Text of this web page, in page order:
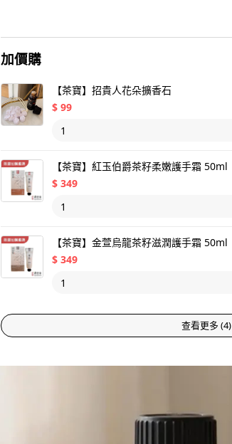
加價購
【茶寶】招貴人花朵擴香石
$ 99
【茶寶】紅玉伯爵茶籽柔嫩護手霜 50ml
$ 349
【茶寶】金萱烏龍茶籽滋潤護手霜 50ml
$ 349
查看更多 (4)